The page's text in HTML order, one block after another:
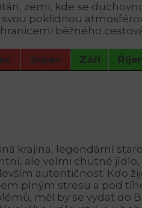
zemi, kde se
poklidnou
běžného
Srpen Září
krajina, legendární
ale velmi chutné jídlo,
autentičnost. Kdo
plným stresu a pod
měl by se vydat do